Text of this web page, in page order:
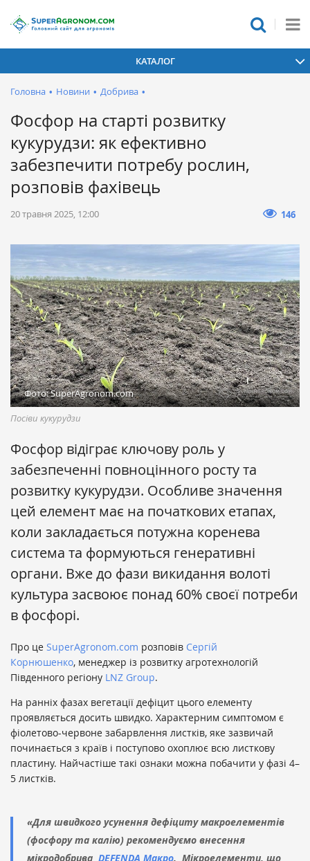
КАТАЛОГ
Головна • Новини • Добрива •
Фосфор на старті розвитку
кукурудзи: як ефективно
забезпечити потребу рослин,
розповів фахівець
20 травня 2025, 12:00 146
Фото: SuperAgronom.com
Посіви кукурудзи
Фосфор відіграє ключову роль у
забезпеченні повноцінного росту та
розвитку кукурудзи. Особливе значення
цей елемент має на початкових етапах,
коли закладається потужна коренева
система та формуються генеративні
органи. Вже до фази викидання волоті
культура засвоює понад 60% своєї потреби
в фосфорі.
Про це SuperAgronom.com розповів Сергій
Корнюшенко, менеджер із розвитку агротехнологій
Південного регіону LNZ Group.
На ранніх фазах вегетації дефіцит цього елементу
проявляється досить швидко. Характерним симптомом є
фіолетово-червоне забарвлення листків, яке зазвичай
починається з країв і поступово охоплює всю листкову
пластину. Найчастіше такі ознаки можна побачити у фазі 4–
5 листків.
«Для швидкого усунення дефіциту макроелементів
(фосфору та калію) рекомендуємо внесення
мікродобрива DEFENDA Макро. Мікроелементи, що